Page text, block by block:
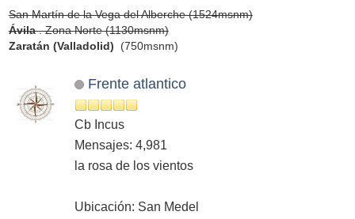
San Martín de la Vega del Alberche (1524msnm)
Ávila. Zona Norte (1130msnm)
Zaratán (Valladolid) (750msnm)
Frente atlantico
Cb Incus
Mensajes: 4,981
la rosa de los vientos
Ubicación: San Medel